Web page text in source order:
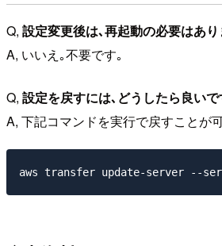
Q, 設定変更後は､再起動の必要はあり
A, いいえ｡不要です｡
Q, 設定を戻すには､どうしたら良いで
A, 下記コマンドを実行で戻すことが